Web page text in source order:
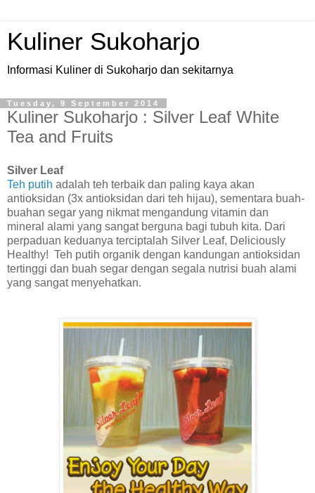
Kuliner Sukoharjo
Informasi Kuliner di Sukoharjo dan sekitarnya
Tuesday, 9 September 2014
Kuliner Sukoharjo : Silver Leaf White
Tea and Fruits
Silver Leaf
Teh putih adalah teh terbaik dan paling kaya akan
antioksidan (3x antioksidan dari teh hijau), sementara buah-
buahan segar yang nikmat mengandung vitamin dan
mineral alami yang sangat berguna bagi tubuh kita. Dari
perpaduan keduanya terciptalah Silver Leaf, Deliciously
Healthy! Teh putih organik dengan kandungan antioksidan
tertinggi dan buah segar dengan segala nutrisi buah alami
yang sangat menyehatkan.